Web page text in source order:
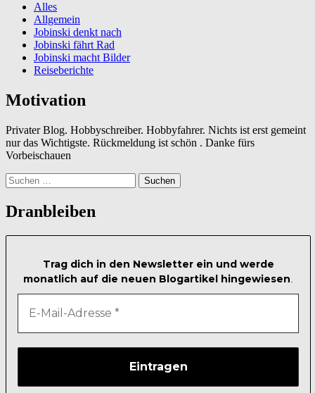
Alles
Allgemein
Jobinski denkt nach
Jobinski fährt Rad
Jobinski macht Bilder
Reiseberichte
Motivation
Privater Blog. Hobbyschreiber. Hobbyfahrer. Nichts ist erst gemeint
nur das Wichtigste. Rückmeldung ist schön . Danke fürs
Vorbeischauen
Suchen
nach:
Dranbleiben
Trag dich in den Newsletter ein und werde
monatlich auf die neuen Blogartikel hingewiesen.